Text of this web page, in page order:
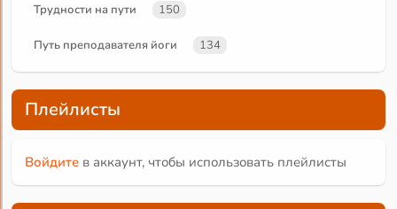
Трудности на пути 150
Путь преподавателя йоги 134
Плейлисты
Войдите в аккаунт, чтобы использовать плейлисты